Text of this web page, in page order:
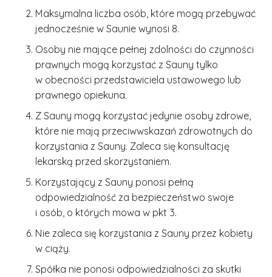
Maksymalna liczba osób, które mogą przebywać
jednocześnie w Saunie wynosi 8.
Osoby nie mające pełnej zdolności do czynności
prawnych mogą korzystać z Sauny tylko
w obecności przedstawiciela ustawowego lub
prawnego opiekuna.
Z Sauny mogą korzystać jedynie osoby zdrowe,
które nie mają przeciwwskazań zdrowotnych do
korzystania z Sauny. Zaleca się konsultację
lekarską przed skorzystaniem.
Korzystający z Sauny ponosi pełną
odpowiedzialność za bezpieczeństwo swoje
i osób, o których mowa w pkt 3.
Nie zaleca się korzystania z Sauny przez kobiety
w ciąży.
Spółka nie ponosi odpowiedzialności za skutki